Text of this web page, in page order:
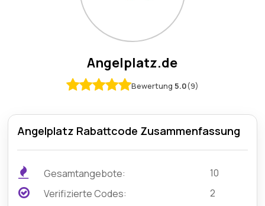
Angelplatz.de
Bewertung 5.0(9)
Angelplatz Rabattcode Zusammenfassung
Gesamtangebote:
10
Verifizierte Codes:
2